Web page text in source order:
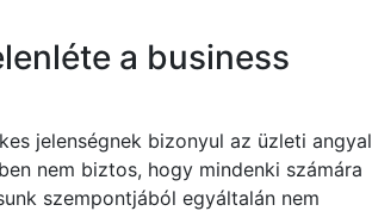
a business
jelenségnek bizonyul az üzleti angyal
nem biztos, hogy mindenki számára
szempontjából egyáltalán nem